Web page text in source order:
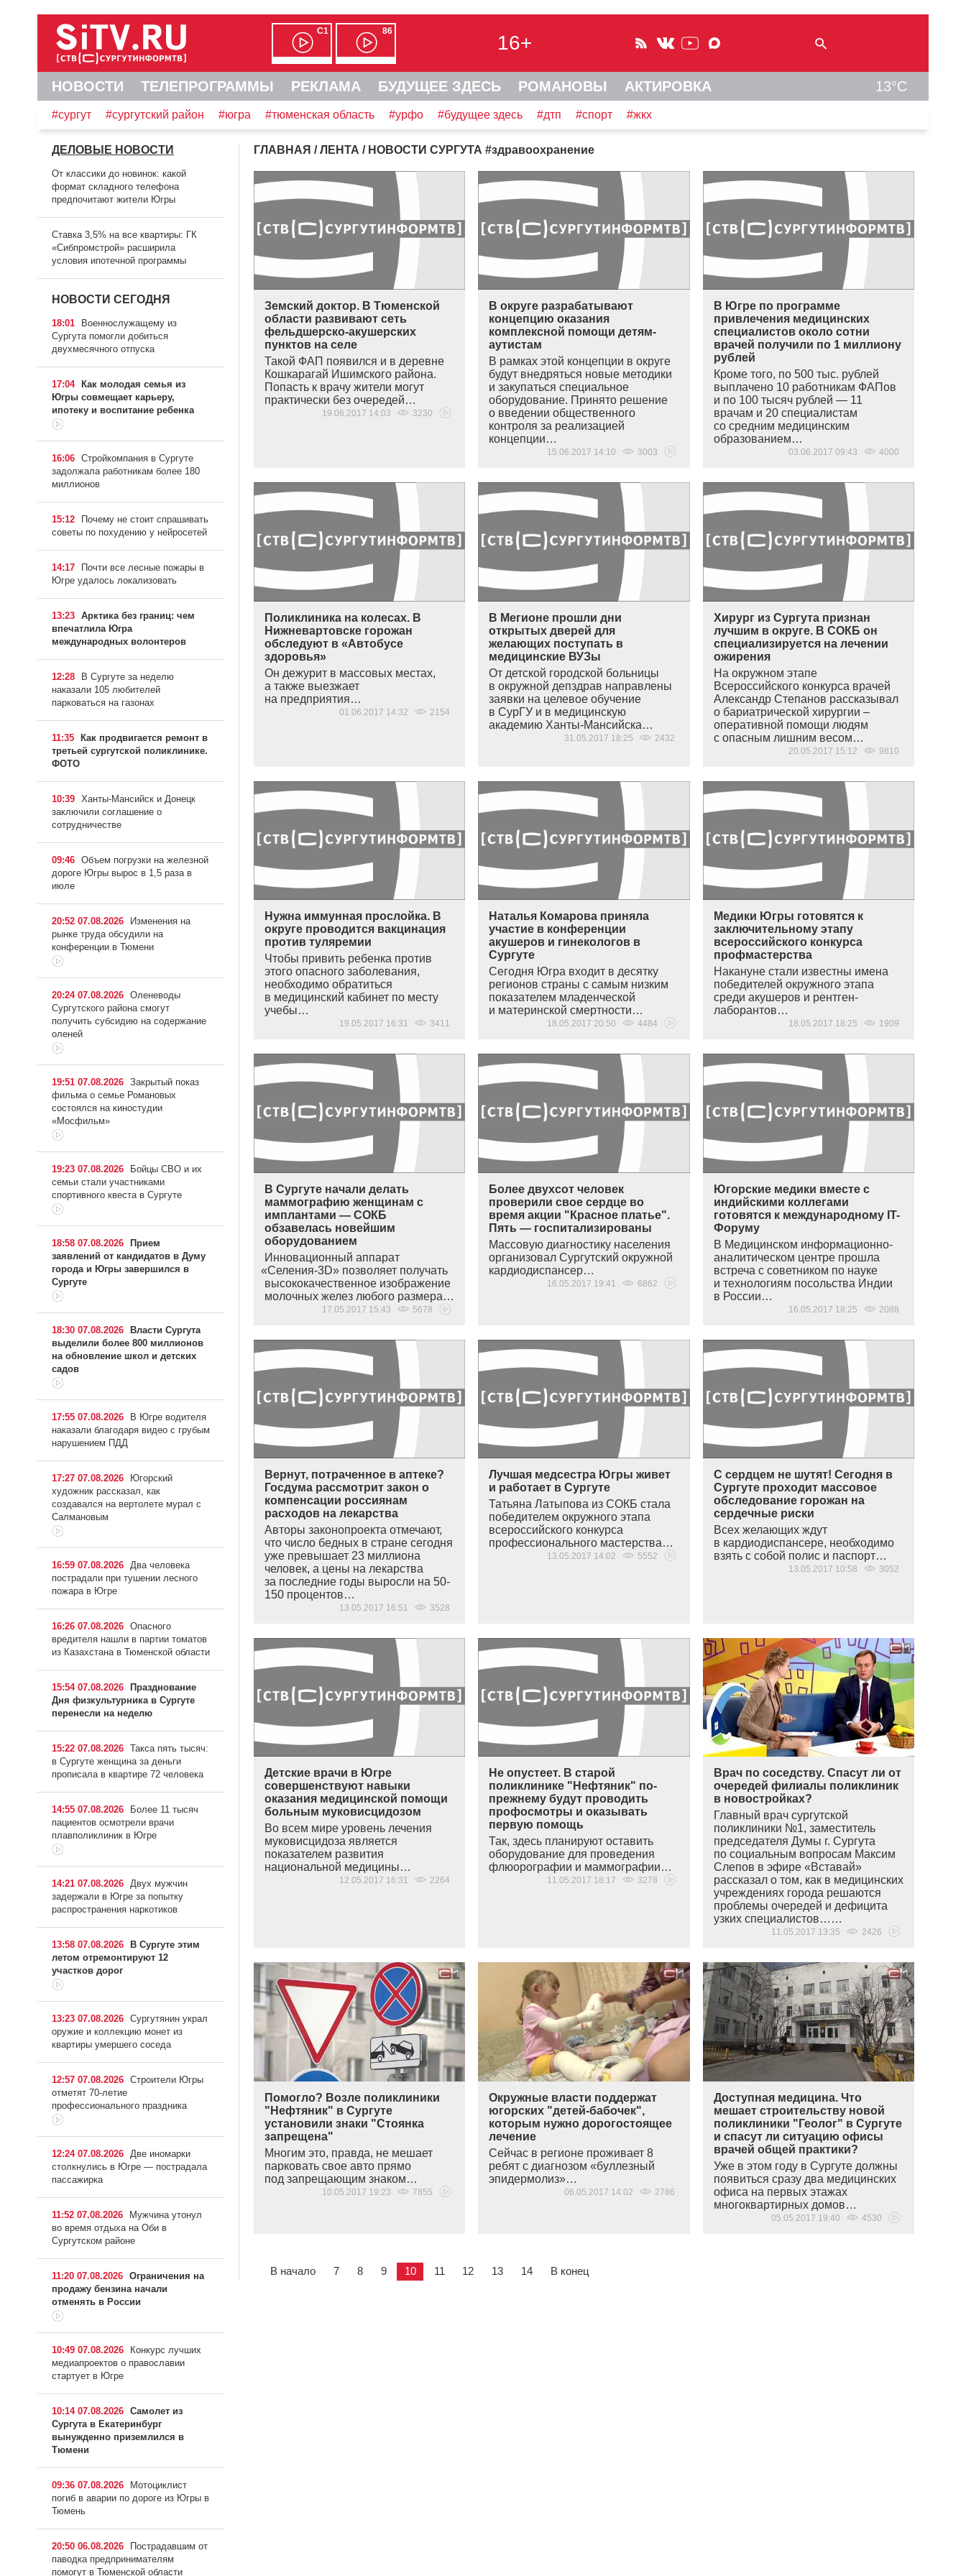
С1 86
16+
НОВОСТИ ТЕЛЕПРОГРАММЫ РЕКЛАМА БУДУЩЕЕ ЗДЕСЬ РОМАНОВЫ АКТИРОВКА 13°C
#сургут #сургутский район #югра #тюменская область #урфо #будущее здесь #дтп #спорт #жкх
ГЛАВНАЯ /ЛЕНТА / НОВОСТИ СУРГУТА #здравоохранение
Земский доктор. В Тюменской
области развивают сеть
фельдшерско-акушерских
пунктов на селе
Такой ФАП появился и в деревне
Кошкарагай Ишимского района.
Попасть к врачу жители могут
практически без очередей…
19.06.2017 14:03 3230
В округе разрабатывают
концепцию оказания
комплексной помощи детям-
аутистам
В рамках этой концепции в округе
будут внедряться новые методики
и закупаться специальное
оборудование. Принято решение
о введении общественного
контроля за реализацией
концепции…
15.06.2017 14:10 3003
В Югре по программе
привлечения медицинских
специалистов около сотни
врачей получили по 1 миллиону
рублей
Кроме того, по 500 тыс. рублей
выплачено 10 работникам ФАПов
и по 100 тысяч рублей — 11
врачам и 20 специалистам
со средним медицинским
образованием…
03.06.2017 09:43 4000
Поликлиника на колесах. В
Нижневартовске горожан
обследуют в «Автобусе
здоровья»
Он дежурит в массовых местах,
а также выезжает
на предприятия…
01.06.2017 14:32 2154
В Мегионе прошли дни
открытых дверей для
желающих поступать в
медицинские ВУЗы
От детской городской больницы
в окружной депздрав направлены
заявки на целевое обучение
в СурГУ и в медицинскую
академию Ханты-Мансийска…
31.05.2017 18:25 2432
Хирург из Сургута признан
лучшим в округе. В СОКБ он
специализируется на лечении
ожирения
На окружном этапе
Всероссийского конкурса врачей
Александр Степанов рассказывал
о бариатрической хирургии –
оперативной помощи людям
с опасным лишним весом…
20.05.2017 15:12 9810
Нужна иммунная прослойка. В
округе проводится вакцинация
против туляремии
Чтобы привить ребенка против
этого опасного заболевания,
необходимо обратиться
в медицинский кабинет по месту
учебы…
19.05.2017 16:31 3411
Наталья Комарова приняла
участие в конференции
акушеров и гинекологов в
Сургуте
Сегодня Югра входит в десятку
регионов страны с самым низким
показателем младенческой
и материнской смертности…
18.05.2017 20:50 4484
Медики Югры готовятся к
заключительному этапу
всероссийского конкурса
профмастерства
Накануне стали известны имена
победителей окружного этапа
среди акушеров и рентген-
лаборантов…
18.05.2017 18:25 1909
В Сургуте начали делать
маммографию женщинам с
имплантами — СОКБ
обзавелась новейшим
оборудованием
Инновационный аппарат
«Селения-3D» позволяет получать
высококачественное изображение
молочных желез любого размера…
17.05.2017 15:43 5678
Более двухсот человек
проверили свое сердце во
время акции "Красное платье".
Пять — госпитализированы
Массовую диагностику населения
организовал Сургутский окружной
кардиодиспансер…
16.05.2017 19:41 6862
Югорские медики вместе с
индийскими коллегами
готовятся к международному IT-
Форуму
В Медицинском информационно-
аналитическом центре прошла
встреча с советником по науке
и технологиям посольства Индии
в России…
16.05.2017 18:25 2088
Вернут, потраченное в аптеке?
Госдума рассмотрит закон о
компенсации россиянам
расходов на лекарства
Авторы законопроекта отмечают,
что число бедных в стране сегодня
уже превышает 23 миллиона
человек, а цены на лекарства
за последние годы выросли на 50-
150 процентов…
13.05.2017 16:51 3528
Лучшая медсестра Югры живет
и работает в Сургуте
Татьяна Латыпова из СОКБ стала
победителем окружного этапа
всероссийского конкурса
профессионального мастерства…
13.05.2017 14:02 5552
С сердцем не шутят! Сегодня в
Сургуте проходит массовое
обследование горожан на
сердечные риски
Всех желающих ждут
в кардиодиспансере, необходимо
взять с собой полис и паспорт…
13.05.2017 10:58 3052
Детские врачи в Югре
совершенствуют навыки
оказания медицинской помощи
больным муковисцидозом
Во всем мире уровень лечения
муковисцидоза является
показателем развития
национальной медицины…
12.05.2017 16:31 2264
Не опустеет. В старой
поликлинике "Нефтяник" по-
прежнему будут проводить
профосмотры и оказывать
первую помощь
Так, здесь планируют оставить
оборудование для проведения
флюорографии и маммографии…
11.05.2017 18:17 3278
Врач по соседству. Спасут ли от
очередей филиалы поликлиник
в новостройках?
Главный врач сургутской
поликлиники №1, заместитель
председателя Думы г. Сургута
по социальным вопросам Максим
Слепов в эфире «Вставай»
рассказал о том, как в медицинских
учреждениях города решаются
проблемы очередей и дефицита
узких специалистов……
11.05.2017 13:35 2426
Помогло? Возле поликлиники
"Нефтяник" в Сургуте
установили знаки "Стоянка
запрещена"
Многим это, правда, не мешает
парковать свое авто прямо
под запрещающим знаком…
10.05.2017 19:23 7855
Окружные власти поддержат
югорских "детей-бабочек",
которым нужно дорогостоящее
лечение
Сейчас в регионе проживает 8
ребят с диагнозом «буллезный
эпидермолиз»…
06.05.2017 14:02 2786
Доступная медицина. Что
мешает строительству новой
поликлиники "Геолог" в Сургуте
и спасут ли ситуацию офисы
врачей общей практики?
Уже в этом году в Сургуте должны
появиться сразу два медицинских
офиса на первых этажах
многоквартирных домов…
05.05.2017 19:40 4530
В начало 7 8 9 10 11 12 13 14 В конец
ДЕЛОВЫЕ НОВОСТИ
От классики до новинок: какой
формат складного телефона
предпочитают жители Югры
Ставка 3,5% на все квартиры: ГК
«Сибпромстрой» расширила
условия ипотечной программы
НОВОСТИ СЕГОДНЯ
18:01
Военнослужащему из
Сургута помогли добиться
двухмесячного отпуска
17:04
Как молодая семья из
Югры совмещает карьеру,
ипотеку и воспитание ребенка
16:06 Стройкомпания в Сургуте
задолжала работникам более 180
миллионов
15:12
Почему не стоит спрашивать
советы по похудению у нейросетей
14:17
Почти все лесные пожары в
Югре удалось локализовать
13:23 Арктика без границ: чем
впечатлила Югра
международных волонтеров
12:28
В Сургуте за неделю
наказали 105 любителей
парковаться на газонах
11:35
Как продвигается ремонт в
третьей сургутской поликлинике.
ФОТО
10:39 Ханты-Мансийск и Донецк
заключили соглашение о
сотрудничестве
09:46 Объем погрузки на железной
дороге Югры вырос в 1,5 раза в
июле
20:52 07.08.2026
Изменения на
рынке труда обсудили на
конференции в Тюмени
20:24 07.08.2026 Оленеводы
Сургутского района смогут
получить субсидию на содержание
оленей
19:51 07.08.2026 Закрытый показ
фильма о семье Романовых
состоялся на киностудии
«Мосфильм»
19:23 07.08.2026
Бойцы СВО и их
семьи стали участниками
спортивного квеста в Сургуте
18:58 07.08.2026
Прием
заявлений от кандидатов в Думу
города и Югры завершился в
Сургуте
18:30 07.08.2026
Власти Сургута
выделили более 800 миллионов
на обновление школ и детских
садов
17:55 07.08.2026
В Югре водителя
наказали благодаря видео с грубым
нарушением ПДД
17:27 07.08.2026
Югорский
художник рассказал, как
создавался на вертолете мурал с
Салмановым
16:59 07.08.2026 Два человека
пострадали при тушении лесного
пожара в Югре
16:26 07.08.2026 Опасного
вредителя нашли в партии томатов
из Казахстана в Тюменской области
15:54 07.08.2026
Празднование
Дня физкультурника в Сургуте
перенесли на неделю
15:22 07.08.2026 Такса пять тысяч:
в Сургуте женщина за деньги
прописала в квартире 72 человека
14:55 07.08.2026
Более 11 тысяч
пациентов осмотрели врачи
плавполиклиник в Югре
14:21 07.08.2026 Двух мужчин
задержали в Югре за попытку
распространения наркотиков
13:58 07.08.2026
В Сургуте этим
летом отремонтируют 12
участков дорог
13:23 07.08.2026 Сургутянин украл
оружие и коллекцию монет из
квартиры умершего соседа
12:57 07.08.2026 Строители Югры
отметят 70-летие
профессионального праздника
12:24 07.08.2026 Две иномарки
столкнулись в Югре — пострадала
пассажирка
11:52 07.08.2026
Мужчина утонул
во время отдыха на Оби в
Сургутском районе
11:20 07.08.2026 Ограничения на
продажу бензина начали
отменять в России
10:49 07.08.2026
Конкурс лучших
медиапроектов о православии
стартует в Югре
10:14 07.08.2026 Самолет из
Сургута в Екатеринбург
вынужденно приземлился в
Тюмени
09:36 07.08.2026
Мотоциклист
погиб в аварии по дороге из Югры в
Тюмень
20:50 06.08.2026
Пострадавшим от
паводка предпринимателям
помогут в Тюменской области